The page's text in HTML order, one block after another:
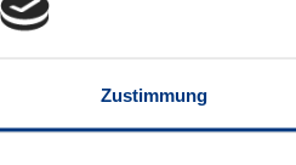
Zustimmung